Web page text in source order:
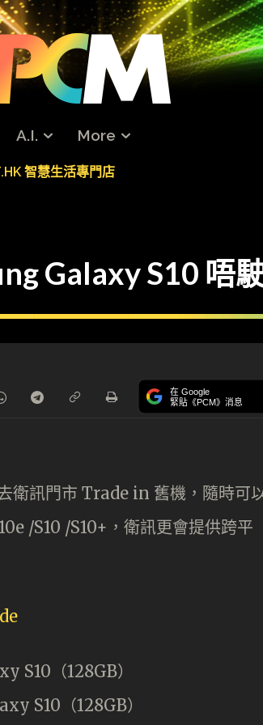
A.I. More
智慧生活專門店
Galaxy S10 唔
在 Google
緊貼《PCM》消息
衛訊門市 Trade in 舊機，隨時可
/S10 /S10+，衛訊更會提供跨平
S10（128GB）
S10（128GB）